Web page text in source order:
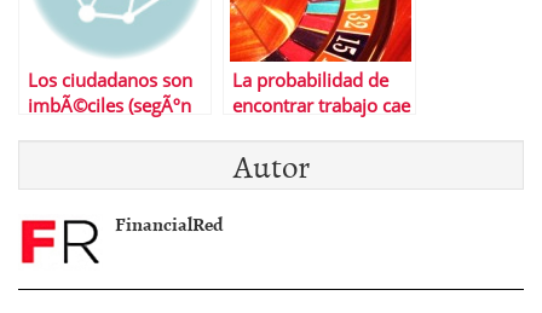
Los ciudadanos son
imbÃ©ciles (segÃºn
La probabilidad de
encontrar trabajo cae
anterior a la crisis
Autor
FinancialRed